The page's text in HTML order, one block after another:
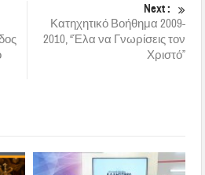
Next :
Κατηχητικό Βοήθημα 2009-
2010, “Έλα να Γνωρίσεις τον
Χριστό”